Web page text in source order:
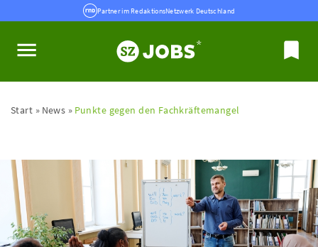
Partner im RedaktionsNetzwerk Deutschland
Start News Punkte gegen den Fachkräftemangel